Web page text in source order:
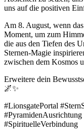
uns auf die positiven
Am 8. August, wenn
Moment, um zum
die aus den Tiefen des
Sternen-Magie
zwischen dem Kosmos
Erweitere dein
🌌✨
#LionsgatePortal
#SpirituelleVerbindung